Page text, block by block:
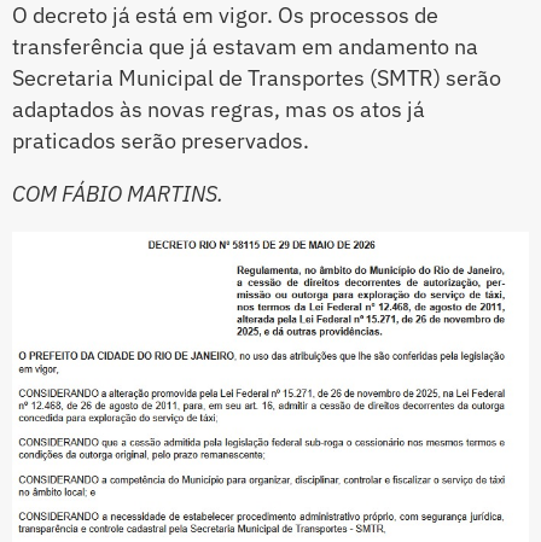
O decreto já está em vigor. Os processos de
transferência que já estavam em andamento na
Secretaria Municipal de Transportes (SMTR) serão
adaptados às novas regras, mas os atos já
praticados serão preservados.
COM FÁBIO MARTINS.